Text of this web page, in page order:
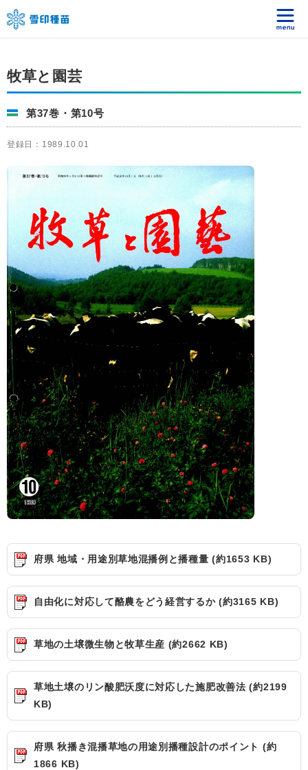
牧草と園芸
第37巻・第10号
登録日：1989.10.01
府県 地域・用途別草地混播例と播種量 (約1653 KB)
自由化に対応して酪農をどう経営するか (約3165 KB)
草地の土壌微生物と牧草生産 (約2662 KB)
草地土壌のリン酸肥沃度に対応した施肥改善法 (約2199
KB)
府県 秋播き混播草地の用途別播種設計のポイント (約
1866 KB)